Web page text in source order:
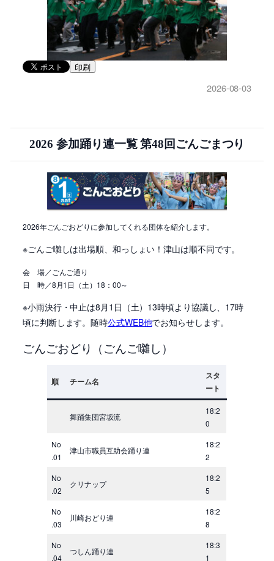
印刷
2026-08-03
2026 参加踊り連一覧 第48回ごんごまつり
2026年ごんごおどりに参加してくれる団体を紹介します。
※ごんご囃しは出場順、和っしょい！津山は順不同です。
会 場／ごんご通り
日 時／8月1日（土）18：00～
※小雨決行・中止は8月1日（土）13時頃より協議し、17時
頃に判断します。随時公式WEB他でお知らせします。
ごんごおどり（ごんご囃し）
順 チーム名
スタ
ート
舞踊集団宮坂流
18:2
0
No
.01
津山市職員互助会踊り連
18:2
2
No
.02
クリナップ
18:2
5
No
.03
川崎おどり連
18:2
8
No
.04
つしん踊り連
18:3
1